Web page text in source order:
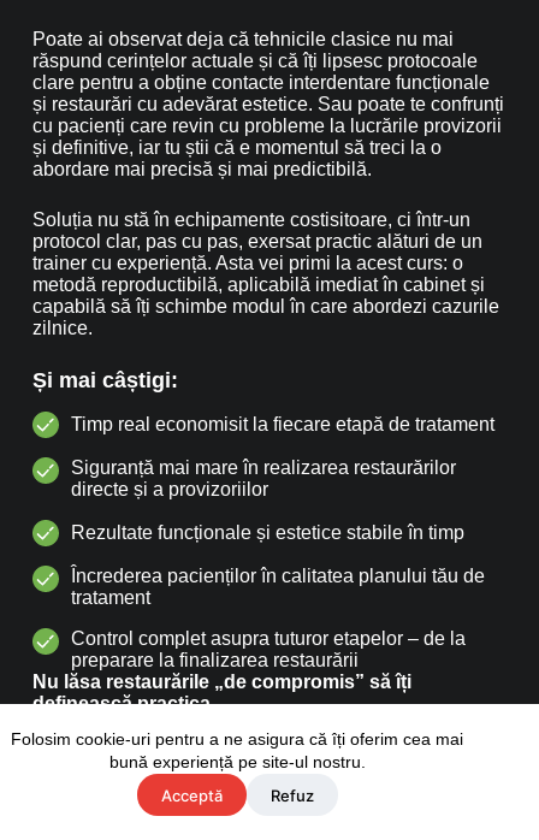
Folosim cookie-uri pentru a ne asigura că îți oferim cea mai
bună experiență pe site-ul nostru.
Acceptă
Refuz
Poate ai observat deja că tehnicile clasice nu mai
răspund cerințelor actuale și că îți lipsesc protocoale
clare pentru a obține contacte interdentare funcționale
și restaurări cu adevărat estetice. Sau poate te confrunți
cu pacienți care revin cu probleme la lucrările provizorii
și definitive, iar tu știi că e momentul să treci la o
abordare mai precisă și mai predictibilă.
Soluția nu stă în echipamente costisitoare, ci într-un
protocol clar, pas cu pas, exersat practic alături de un
trainer cu experiență. Asta vei primi la acest curs: o
metodă reproductibilă, aplicabilă imediat în cabinet și
capabilă să îți schimbe modul în care abordezi cazurile
zilnice.
Și mai câștigi:
Timp real economisit la fiecare etapă de tratament
Siguranță mai mare în realizarea restaurărilor
directe și a provizoriilor
Rezultate funcționale și estetice stabile în timp
Încrederea pacienților în calitatea planului tău de
tratament
Control complet asupra tuturor etapelor – de la
preparare la finalizarea restaurării
Nu lăsa restaurările „de compromis” să îți
definească practica.
rutina clinică într-un standard de excelență.